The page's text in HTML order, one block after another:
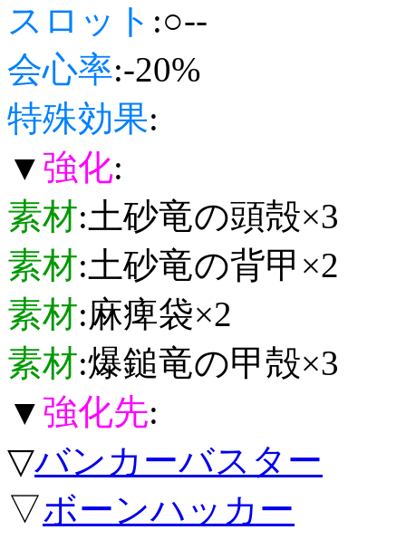
スロット :○--
会心率:-20%
特殊効果:
▼ 強化:
素材:土砂竜の頭殻×3
素材:土砂竜の背甲×2
素材:麻痺袋×2
素材:爆鎚竜の甲殻×3
▼ 強化先:
▽バンカーバスター
▽ボーンハッカー